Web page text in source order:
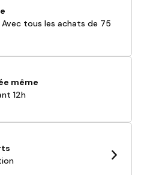
tous les achats de 75
même
12h